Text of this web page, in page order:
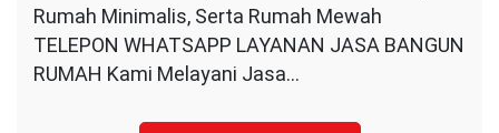
Rumah Minimalis, Serta Rumah Mewah
TELEPON WHATSAPP LAYANAN JASA BANGUN
RUMAH Kami Melayani Jasa…